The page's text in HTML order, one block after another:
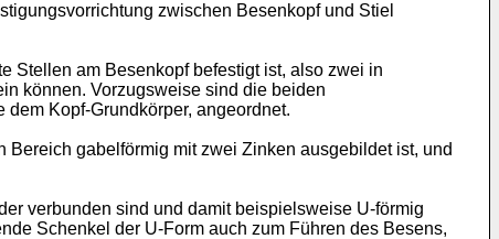
zwischen Besenkopf und Stiel
Stellen am Besenkopf befestigt ist, also zwei in
können. Vorzugsweise sind die beiden
Kopf-Grundkörper, angeordnet.
gabelförmig mit zwei Zinken ausgebildet ist, und
verbunden sind und damit beispielsweise U-förmig
Schenkel der U-Form auch zum Führen des Besens,